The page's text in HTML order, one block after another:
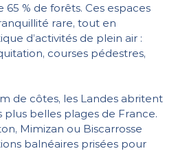
% de forêts. Ces espaces
rare, tout en
d’activités de plein air :
courses pédestres,
de côtes, les Landes abritent
plus belles plages de France.
Mimizan ou Biscarrosse
balnéaires prisées pour